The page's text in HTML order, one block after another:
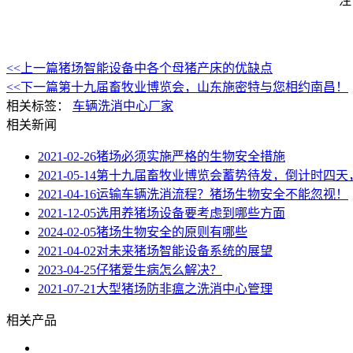
<<上一篇猪场智能设备中各个母猪产床的优缺点
<<下一篇第十九届畜牧业博览会，山东施密特与您相约南昌！
相关标签： 车辆洗消中心厂家
相关新闻
2021-02-26猪场必须实施严格的生物安全措施
2021-05-14第十九届畜牧业博览会蓄势待发，倒计时四
2021-04-16运输车辆洗消流程？猪场生物安全不能忽视！
2021-12-05选用养猪场设备要考虑到哪些方面
2024-02-05猪场生物安全的原则有哪些
2021-04-02对未来猪场智能设备系统的展望
2023-04-25仔猪爱生病怎么解决？
2021-07-21 大型猪场防非瘟之洗消中心管理
相关产品